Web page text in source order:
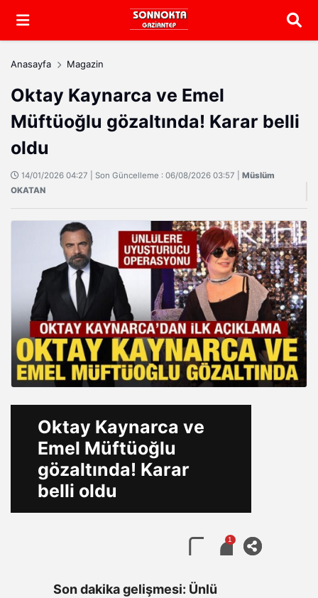
Arama
Anasayfa Magazin
Oktay Kaynarca ve Emel
Müftüoğlu gözaltında! Karar belli
oldu
14/01/2026 04:27 | Son Güncelleme : 06/08/2026 03:57 | Müslüm
OKATAN
Oktay Kaynarca ve
Emel Müftüoğlu
gözaltında! Karar
belli oldu
1
Son dakika gelişmesi: Ünlü